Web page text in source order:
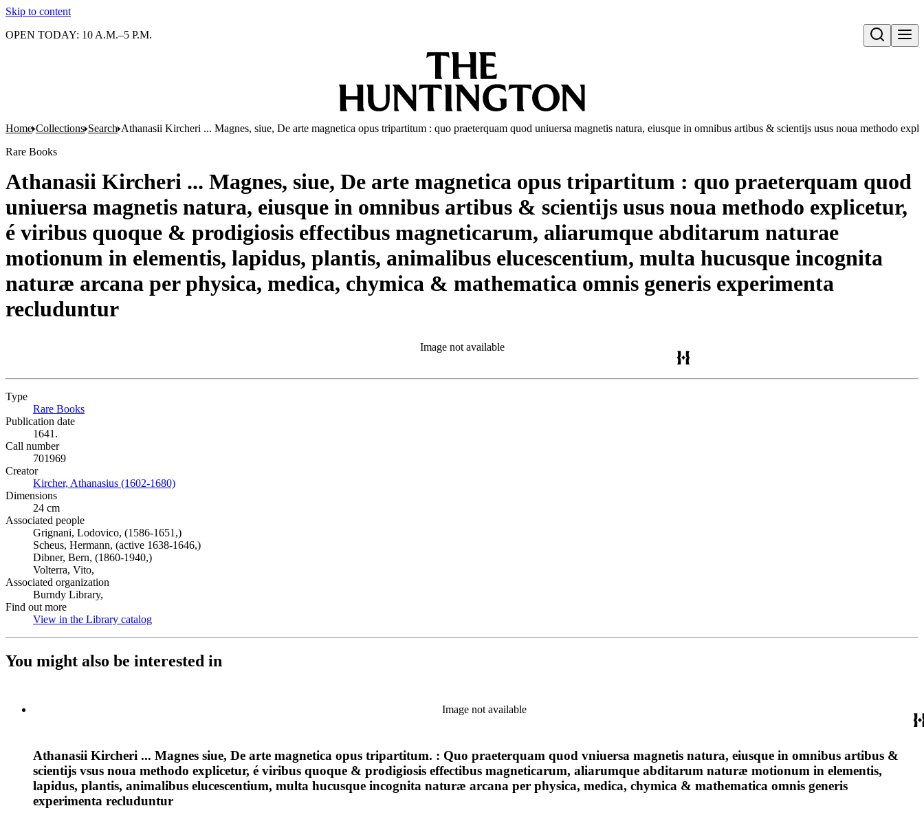
Skip to content
Open search
OPEN TODAY: 10 A.M.–5 P.M.
Home Collections Search Athanasii Kircheri ... Magnes, siue, De arte magnetica opus tripartitum : quo praeterquam quod uniuersa magnetis natura, eiusque in omnibus artibus & scientijs usus noua methodo
Rare Books
Athanasii Kircheri ... Magnes, siue, De arte magnetica opus tripartitum : quo praeterquam quod
uniuersa magnetis natura, eiusque in omnibus artibus & scientijs usus noua methodo explicetur,
é viribus quoque & prodigiosis effectibus magneticarum, aliarumque abditarum naturae
motionum in elementis, lapidus, plantis, animalibus elucescentium, multa hucusque incognita
naturæ arcana per physica, medica, chymica & mathematica omnis generis experimenta
recluduntur
Image not available
Type
Rare Books
Publication date
1641.
Call number
701969
Creator
Kircher, Athanasius (1602-1680)
Dimensions
24 cm
Associated people
Grignani, Lodovico, (1586-1651,)
Scheus, Hermann, (active 1638-1646,)
Dibner, Bern, (1860-1940,)
Volterra, Vito,
Associated organization
Burndy Library,
Find out more
View in the Library catalog
You might also be interested in
Image not available
Athanasii Kircheri ... Magnes siue, De arte magnetica opus tripartitum. : Quo praeterquam quod vniuersa magnetis natura, eiusque in omnibus artibus &
scientijs vsus noua methodo explicetur, é viribus quoque & prodigiosis effectibus magneticarum, aliarumque abditarum naturæ motionum in elementis,
lapidus, plantis, animalibus elucescentium, multa hucusque incognita naturæ arcana per physica, medica, chymica & mathematica omnis generis
experimenta recluduntur